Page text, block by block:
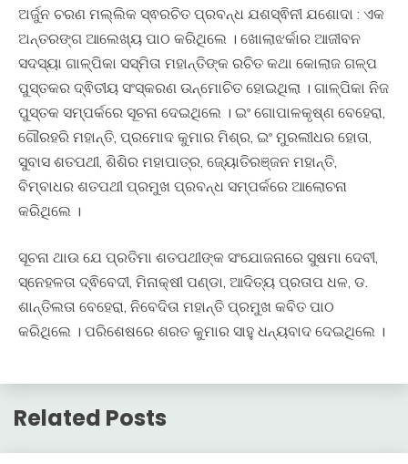
ଅର୍ଜୁନ ଚରଣ ମଲ୍ଲିକ ସ୍ଵରଚିତ ପ୍ରବନ୍ଧ ଯଶସ୍ଵିନୀ ଯଶୋଦା : ଏକ
ଅନ୍ତରଙ୍ଗ ଆଲେଖ୍ୟ ପାଠ କରିଥିଲେ । ଖୋଲାଝର୍କାର ଆଜୀବନ
ସଦସ୍ୟା ଗାଳ୍ପିକା ସସ୍ମିତା ମହାନ୍ତିଙ୍କ ରଚିତ କଥା କୋଲାଜ ଗଳ୍ପ
ପୁସ୍ତକର ଦ୍ଵିତୀୟ ସଂସ୍କରଣ ଉନ୍ମୋଚିତ ହୋଇଥିଲା । ଗାଳ୍ପିକା ନିଜ
ପୁସ୍ତକ ସମ୍ପର୍କରେ ସୂଚନା ଦେଇଥିଲେ । ଇଂ ଗୋପାଳକୃଷ୍ଣ ବେହେରା,
ଗୌରହରି ମହାନ୍ତି, ପ୍ରମୋଦ କୁମାର ମିଶ୍ର, ଇଂ ମୁରଲୀଧର ହୋତା,
ସୁବାସ ଶତପଥୀ, ଶିଶିର ମହାପାତ୍ର, ଜ୍ୟୋତିରଞ୍ଜନ ମହାନ୍ତି,
ବିମ୍ବାଧର ଶତପଥୀ ପ୍ରମୁଖ ପ୍ରବନ୍ଧ ସମ୍ପର୍କରେ ଆଲୋଚନା
କରିଥିଲେ ।
ସୂଚନା ଥାଉ ଯେ ପ୍ରତିମା ଶତପଥୀଙ୍କ ସଂଯୋଜନାରେ ସୁଷମା ଦେବୀ,
ସ୍ନେହଳତା ଦ୍ଵିବେଦୀ, ମିନାକ୍ଷୀ ପଣ୍ଡା, ଆଦିତ୍ୟ ପ୍ରତାପ ଧଳ, ଡ.
ଶାନ୍ତିଲତା ବେହେରା, ନିବେଦିତା ମହାନ୍ତି ପ୍ରମୁଖ କବିତ ପାଠ
କରିଥିଲେ । ପରିଶେଷରେ ଶରତ କୁମାର ସାହୁ ଧନ୍ୟବାଦ ଦେଇଥିଲେ ।
Related Posts